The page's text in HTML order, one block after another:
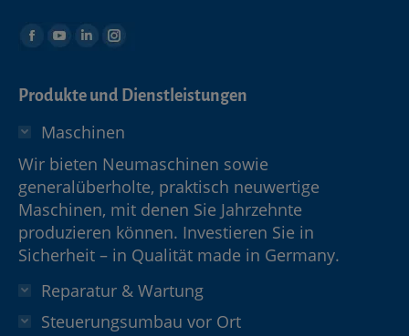
Produkte und Dienstleistungen
Maschinen
Wir bieten Neumaschinen sowie
generalüberholte, praktisch neuwertige
Maschinen, mit denen Sie Jahrzehnte
produzieren können. Investieren Sie in
Sicherheit – in Qualität made in Germany.
Reparatur & Wartung
Steuerungsumbau vor Ort